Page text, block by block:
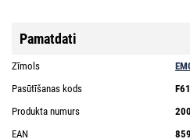
Pamatdati
Zīmols
Pasūtīšanas kods
Produkta numurs
EAN